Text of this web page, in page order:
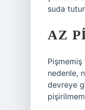
suda
AZ
nedenle,
devreye